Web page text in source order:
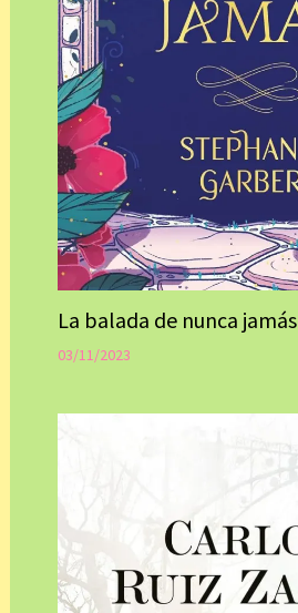
La balada de nunca jamás
03/11/2023